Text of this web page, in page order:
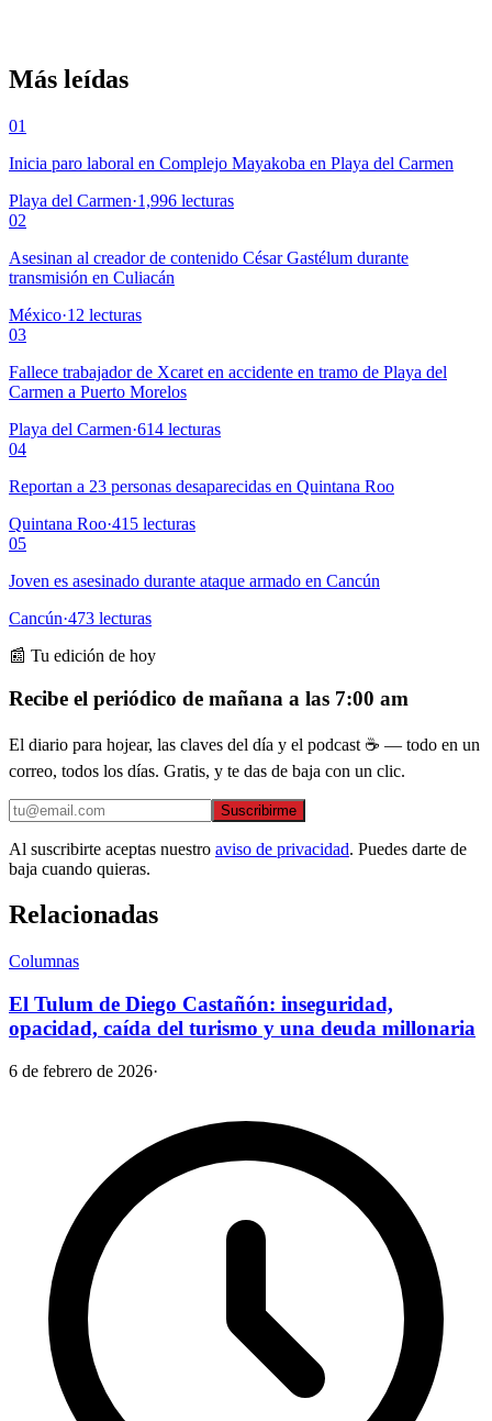
Más leídas
01
Inicia paro laboral en Complejo Mayakoba en Playa del Carmen
Playa del Carmen·1,996 lecturas
02
Asesinan al creador de contenido César Gastélum durante
transmisión en Culiacán
México·12 lecturas
03
Fallece trabajador de Xcaret en accidente en tramo de Playa del
Carmen a Puerto Morelos
Playa del Carmen·614 lecturas
04
Reportan a 23 personas desaparecidas en Quintana Roo
Quintana Roo·415 lecturas
05
Joven es asesinado durante ataque armado en Cancún
Cancún·473 lecturas
📰 Tu edición de hoy
Recibe el periódico de mañana a las 7:00 am
El diario para hojear, las claves del día y el podcast ☕ — todo en un
correo, todos los días. Gratis, y te das de baja con un clic.
Suscribirme
Al suscribirte aceptas nuestro aviso de privacidad. Puedes darte de
baja cuando quieras.
Relacionadas
Columnas
El Tulum de Diego Castañón: inseguridad,
opacidad, caída del turismo y una deuda millonaria
6 de febrero de 2026·